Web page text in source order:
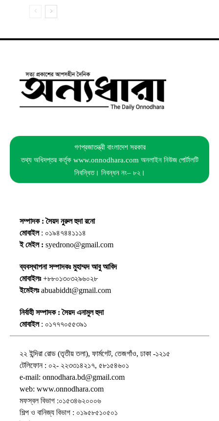
গণপ্রজাতন্ত্রী বাংলাদেশ সরকার
তথ্য অধিদপ্তর কর্তৃক www.onnodhara.com অনলাইন নিউজ পোর্টালটি
নিবন্ধিত। নিবন্ধন নং– ৮২।
সম্পাদক : সৈয়দ নুরুল হুদা রনো
মোবাইল: ০১৯৪৭৪৪১১১৪
ই মেইল : syedrono@gmail.com
ব্যবস্থাপনা সম্পাদকঃ মুহাম্মদ আবু আবিদ
মোবাইলঃ+৮৮০১৩০৩২৯৬০২৮
ইমেইলঃabuabiddt@gmail.com
নির্বাহী সম্পাদক : সৈয়দ এনামুল হুদা
মোবাইল: ০১৭৭৭০৫৫৩৯১
২২ ইন্দিরা রোড (তৃতীয় তলা), ফার্মগেট, তেজগাঁও, ঢাকা -১২১৫
টেলিফোন : ০২- ২২৩৩১৪২১৭, ৫৮১৫৪৬০১
e-mail: onnodhara.bd@gmail.com
web: www.onnodhara.com
মফস্বল বিভাগ :০১৫৩৪৬২০০০৬
শিল্প ও বানিজ্য বিভাগ : ০১৯৫৮৫১০৫০১